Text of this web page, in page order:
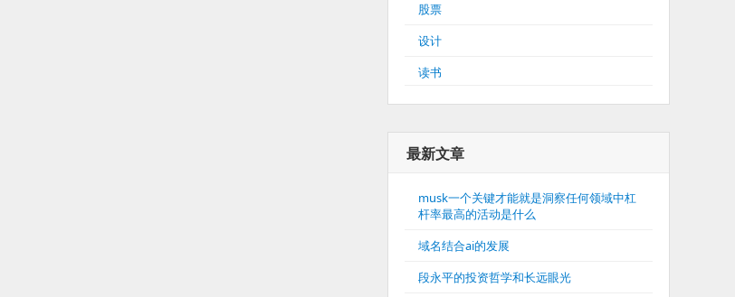
股票
设计
读书
最新文章
musk一个关键才能就是洞察任何领域中杠
杆率最高的活动是什么
域名结合ai的发展
段永平的投资哲学和长远眼光